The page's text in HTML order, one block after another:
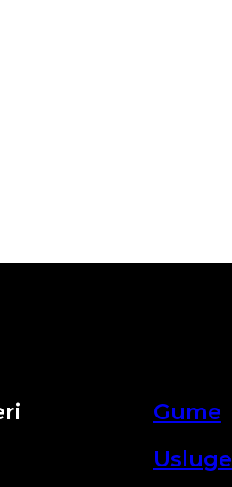
Gume
Usluge